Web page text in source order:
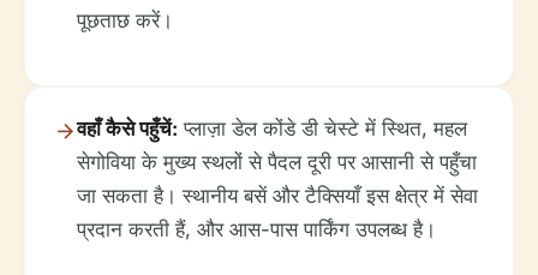
पूछताछ करें।
वहाँ कैसे पहुँचें: प्लाज़ा डेल कोंडे डी चेस्टे में स्थित, महल
सेगोविया के मुख्य स्थलों से पैदल दूरी पर आसानी से पहुँचा
जा सकता है। स्थानीय बसें और टैक्सियाँ इस क्षेत्र में सेवा
प्रदान करती हैं, और आस-पास पार्किंग उपलब्ध है।